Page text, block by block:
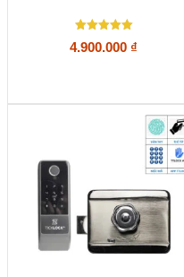
Được xếp
hạng
4.900.000 ₫